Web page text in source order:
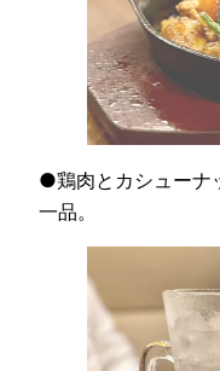
●鶏肉とカシューナ
一品。